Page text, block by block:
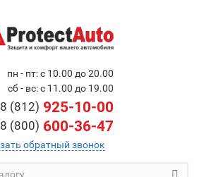
пн - пт: с 10.00 до 20.00
сб - вс: с 11.00 до 19.00
8 (812) 925-10-00
8 (800) 600-36-47
обратный звонок